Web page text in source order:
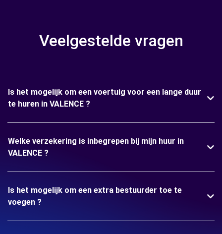
Veelgestelde vragen
Is het mogelijk om een voertuig voor een lange duur
te huren in VALENCE ?
Welke verzekering is inbegrepen bij mijn huur in
VALENCE ?
Is het mogelijk om een extra bestuurder toe te
voegen ?